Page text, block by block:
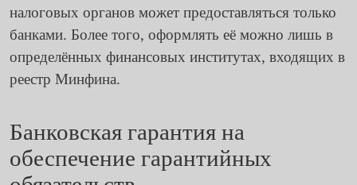
налоговых органов может предоставляться только
банками. Более того, оформлять её можно лишь в
определённых финансовых институтах, входящих в
реестр Минфина.
Банковская гарантия на
обеспечение гарантийных